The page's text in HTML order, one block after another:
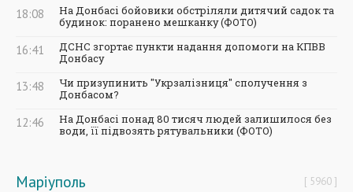
18:08
На Донбасі бойовики обстріляли дитячий садок та
будинок: поранено мешканку (ФОТО)
16:41
ДСНС згортає пункти надання допомоги на КПВВ
Донбасу
13:48
Чи призупинить "Укрзалізниця" сполучення з
Донбасом?
12:46
На Донбасі понад 80 тисяч людей залишилося без
води, її підвозять рятувальники (ФОТО)
Маріуполь 5960